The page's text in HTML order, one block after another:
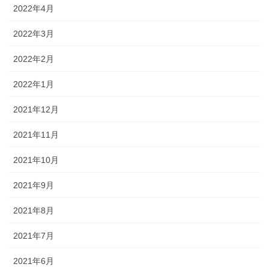
2022年4月
2022年3月
2022年2月
2022年1月
2021年12月
2021年11月
2021年10月
2021年9月
2021年8月
2021年7月
2021年6月